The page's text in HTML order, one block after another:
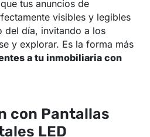
tus anuncios de
visibles y legibles
del día, invitando a los
y explorar. Es la forma más
a tu inmobiliaria con
con Pantallas
LED